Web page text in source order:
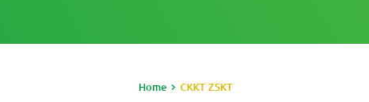
Home CKKT ZSKT